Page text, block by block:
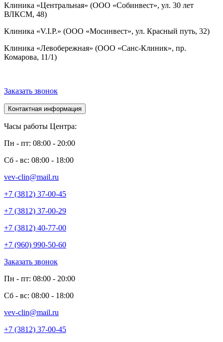
Клиника «Центральная» (ООО «Собинвест», ул. 30 лет
ВЛКСМ, 48)
Клиника «V.I.P.» (ООО «Мосинвест», ул. Красный путь, 32)
Клиника «Левобережная» (ООО «Санс-Клиник», пр.
Комарова, 11/1)
Заказать звонок
Контактная информация
Часы работы Центра:
Пн - пт: 08:00 - 20:00
Сб - вс: 08:00 - 18:00
vev-clin@mail.ru
+7 (3812) 37-00-45
+7 (3812) 37-00-29
+7 (3812) 40-77-00
+7 (960) 990-50-60
Заказать звонок
Пн - пт: 08:00 - 20:00
Сб - вс: 08:00 - 18:00
vev-clin@mail.ru
+7 (3812) 37-00-45